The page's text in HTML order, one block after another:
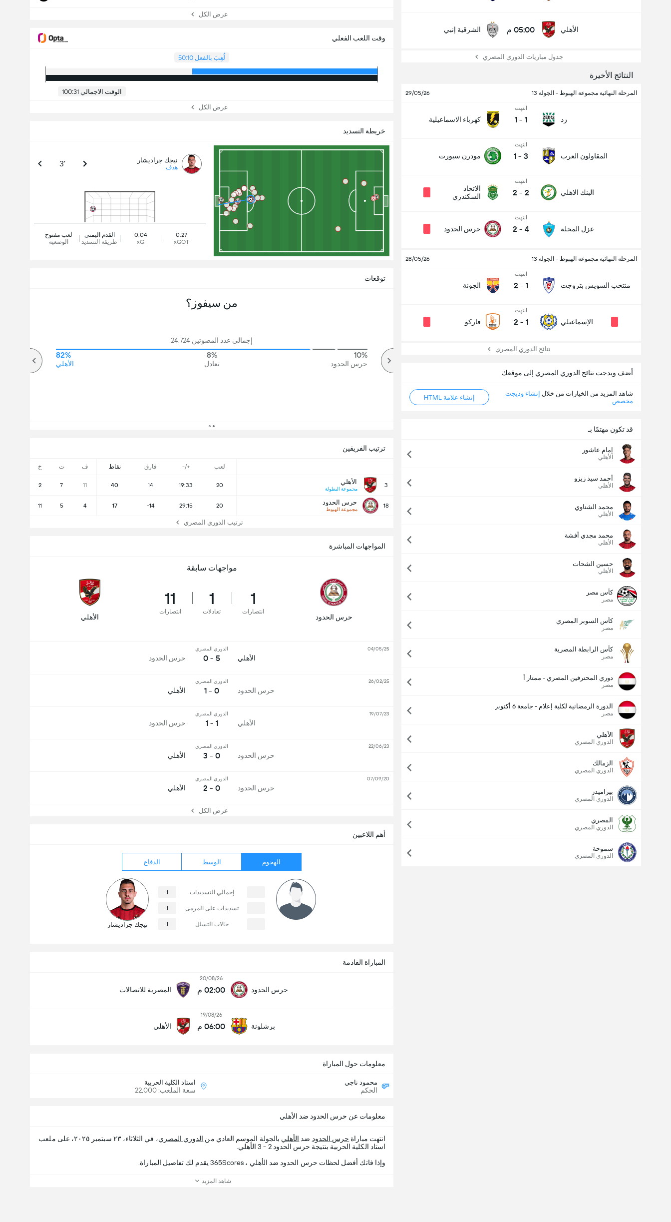
الأهلي 05:00 م الشرقية إنبي
جدول مباريات الدوري المصري
النتائج الأخيرة
المرحلة النهائية مجموعة الهبوط - الجولة 13 29/05/26
زد
انتهت
1
-
1 كهرباء الاسماعيلية
المقاولون العرب
انتهت
3
-
1 مودرن سبورت
البنك الاهلي
انتهت
2
-
2
الاتحاد
السكندري
غزل المحلة
انتهت
4
-
2 حرس الحدود
المرحلة النهائية مجموعة الهبوط - الجولة 13 28/05/26
منتخب السويس بتروجت
انتهت
1
-
2 الجونة
الإسماعيلي
انتهت
1
-
2 فاركو
نتائج الدوري المصري
أضف ويدجت نتائج الدوري المصري إلى موقعك
شاهد المزيد من الخيارات من خلال إنشاء وديجت
مخصص
إنشاء علامة HTML
قد تكون مهتمًا بـ
إمام عاشور
الأهلي
أحمد سيد زيزو
الأهلي
محمد الشناوي
الأهلي
محمد مجدي أفشة
الأهلي
حسين الشحات
الأهلي
كأس مصر
مصر
كأس السوبر المصري
مصر
كأس الرابطة المصرية
مصر
دوري المحترفين المصري - ممتاز أ
مصر
الدورة الرمضانية لكلية إعلام - جامعة 6 أكتوبر
مصر
الأهلي
الدوري المصري
الزمالك
الدوري المصري
بيراميدز
الدوري المصري
المصري
الدوري المصري
سموحة
الدوري المصري
المباراة القادمة
حرس الحدود
20/08/26
02:00 م المصرية للاتصالات
برشلونة
19/08/26
06:00 م الأهلي
أهم اللاعبين
الهجوم الوسط الدفاع
إجمالي التسديدات 1
تسديدات على المرمى 1
حالات التسلل 1 نيجك جراديشار
عرض الكل
وقت اللعب الفعلي
لُعِبَ بالفعل 50:10
الوقت الاجمالي 100:31
عرض الكل
خريطة التسديد
نيجك جراديشار
هدف 3'
لعب مفتوح
الوضعية
القدم اليمنى
طريقة التسديد
0.04
xG
0.27
xGOT
معلومات حول المباراة
محمود ناجي
الحكم
استاد الكلية الحربية
سعة الملعب: 22,000
ترتيب الفريقين
لعب +/- فارق نقاط ف ت خ
3 الأهلي
مجموعة البطولة
20
19:33
14
40
11
7
2
18 حرس الحدود
مجموعة الهبوط
20
29:15
-14
17
4
5
11
ترتيب الدوري المصري
توقعات
من سيفوز؟
إجمالي عدد المصوتين 24,724
10%
حرس الحدود
8%
تعادل
82%
الأهلي
المواجهات المباشرة
مواجهات سابقة
حرس الحدود
1
انتصارات
1
تعادلات
11
انتصارات
الأهلي
الأهلي
الدوري المصري
5 - 0 حرس الحدود
04/05/25
حرس الحدود
الدوري المصري
0 - 1 الأهلي
26/02/25
الأهلي
الدوري المصري
1 - 1 حرس الحدود
19/07/23
حرس الحدود
الدوري المصري
0 - 3 الأهلي
22/06/23
حرس الحدود
الدوري المصري
0 - 2 الأهلي
07/09/20
عرض الكل
معلومات عن حرس الحدود ضد الأهلي
انتهت مباراة حرس الحدود ضد الأهلي بالجولة الموسم العادي من الدوري المصري
، في الثلاثاء، ٢٣ سبتمبر ٢٠٢٥، على ملعب
استاد الكلية الحربية بنتيجة حرس الحدود 2 - 3 الأهلي.
وإذا فاتك أفضل لحظات حرس الحدود ضد الأهلي ، 365Scores يقدم لك تفاصيل المباراة.
شاهد المزيد